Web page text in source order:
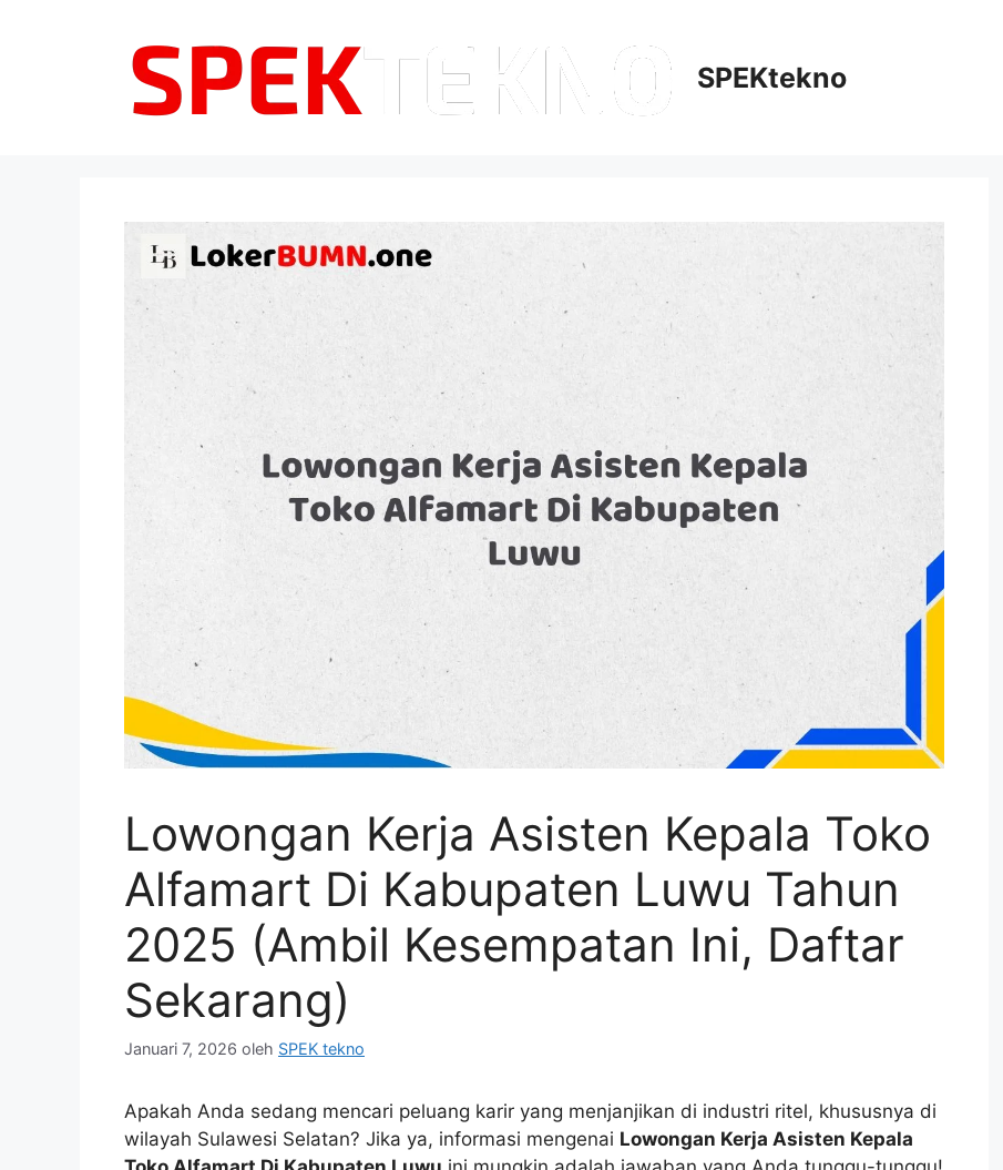
SPEKtekno
Lowongan Kerja Asisten Kepala Toko
Alfamart Di Kabupaten Luwu Tahun
2025 (Ambil Kesempatan Ini, Daftar
Sekarang)
Januari 7, 2026 oleh SPEK tekno
Apakah Anda sedang mencari peluang karir yang menjanjikan di industri ritel, khususnya di
wilayah Sulawesi Selatan? Jika ya, informasi mengenai Lowongan Kerja Asisten Kepala